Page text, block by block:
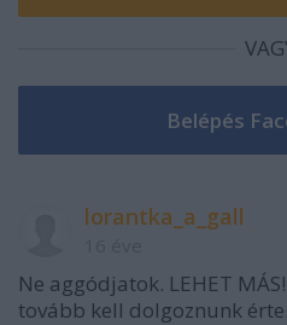
lorantka_a_gall
Ne aggódjatok. LEHET
tovább kell dolgoznunk